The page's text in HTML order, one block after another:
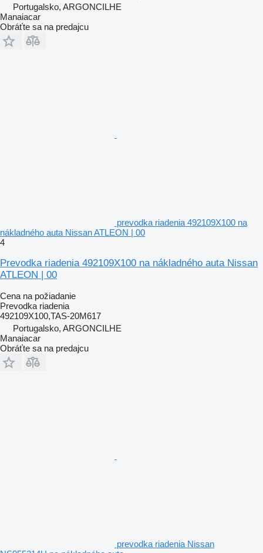
Portugalsko, ARGONCILHE
Manaiacar
Obráťte sa na predajcu
prevodka riadenia 492109X100 na
nákladného auta Nissan ATLEON | 00
4
Prevodka riadenia 492109X100 na nákladného auta Nissan
ATLEON | 00
Cena na požiadanie
Prevodka riadenia
492109X100,TAS-20M617
Portugalsko, ARGONCILHE
Manaiacar
Obráťte sa na predajcu
prevodka riadenia Nissan